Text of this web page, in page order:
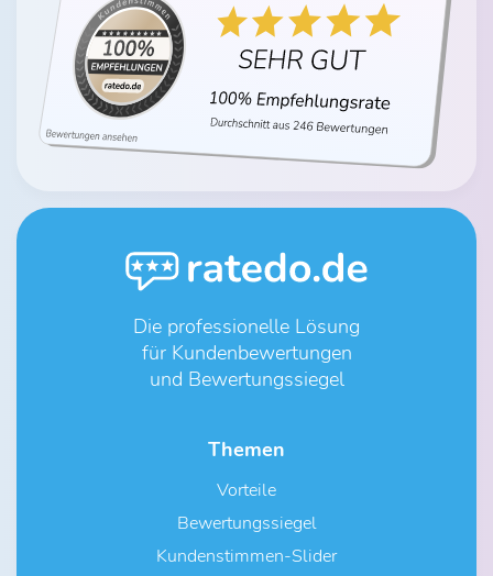
Die professionelle Lösung
für Kundenbewertungen
und Bewertungssiegel
Themen
Vorteile
Bewertungssiegel
Kundenstimmen-Slider